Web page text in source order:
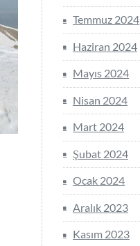
Temmuz 2024
Haziran 2024
Mayıs 2024
Nisan 2024
Mart 2024
Şubat 2024
Ocak 2024
Aralık 2023
Kasım 2023